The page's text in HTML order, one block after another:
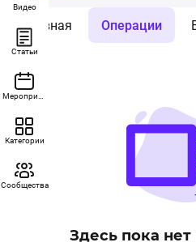
Видео
Статьи
Категории
Сообщества
Главная Операции
Здесь пока